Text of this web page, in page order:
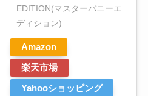
EDITION(マスターバニーエ
ディション)
Amazon
楽天市場
Yahooショッピング